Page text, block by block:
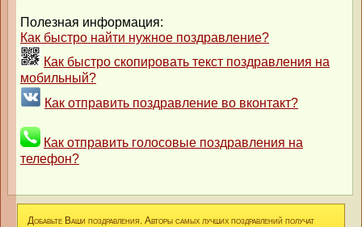
Полезная информация:
Как быстро найти нужное поздравление?
Как быстро скопировать текст поздравления на
мобильный?
Как отправить поздравление во вконтакт?
Как отправить голосовые поздравления на
телефон?
Добавьте Ваши поздравления. Авторы самых лучших поздравлений получат